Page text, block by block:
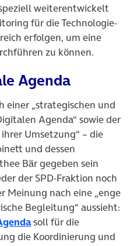
weiterentwickelt
für die Technologie-
erfolgen, um eine
zu können.
Agenda
einer „strategischen und
Agenda“ sowie der
Umsetzung“ – die
und dessen
Bär gegeben sein
der SPD-Fraktion noch
Meinung nach eine „enge
Begleitung“ aussieht:
(öffnet in neuem Tab)
soll für die
die Koordinierung und